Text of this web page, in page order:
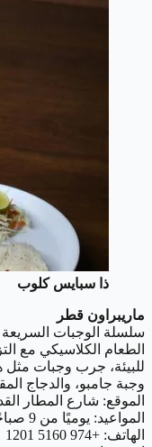
ذا سبايس كلوب
ماريبراون قطر
سلسلة الوجبات السريعة
الطعام الكلاسيكي مع
وجبة جامبو، والدجاج
الموقع: شارع المطار
المواعيد: يوميًا من 9 صباحًا حتى 2 صباحًا
الهاتف: +974 5160 1201